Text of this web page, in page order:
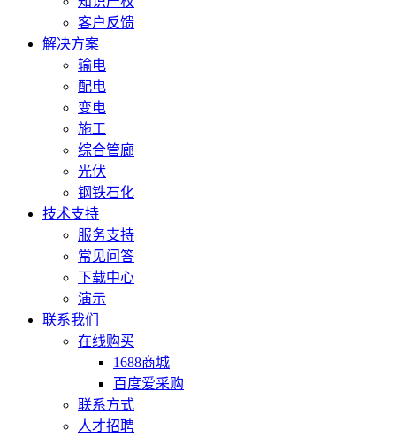
客户反馈
解决方案
输电
配电
变电
施工
综合管廊
光伏
钢铁石化
技术支持
服务支持
常见问答
下载中心
演示
联系我们
在线购买
1688商城
百度爱采购
联系方式
人才招聘